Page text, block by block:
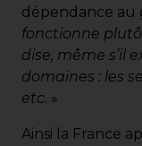
dépendance au
fonctionne
dise, même s’il
domaines : les
etc. »
Ainsi la France